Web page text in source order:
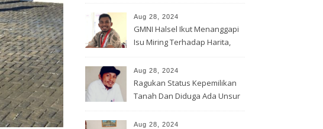
Aug 28, 2024
GMNI Halsel Ikut Menanggapi
Isu Miring Terhadap Harita,
Lahan Warga
Aug 28, 2024
Ragukan Status Kepemilikan
Tanah Dan Diduga Ada Unsur
Korporasi Harita, GPM Halsel
Aug 28, 2024